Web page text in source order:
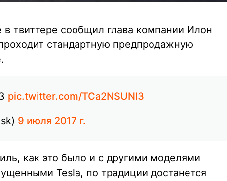
твиттере сообщил глава компании Илон
стандартную предпродажную
pic.twitter.com/TCa2NSUNI3
9 июля 2017 г.
как это было и с другими моделями
Tesla, по традиции достанется